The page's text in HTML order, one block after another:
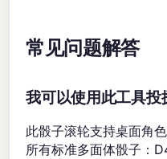
常见问题解答
我可以使用此工具投
此骰子滚轮支持桌面角
所有标准多面体骰子：